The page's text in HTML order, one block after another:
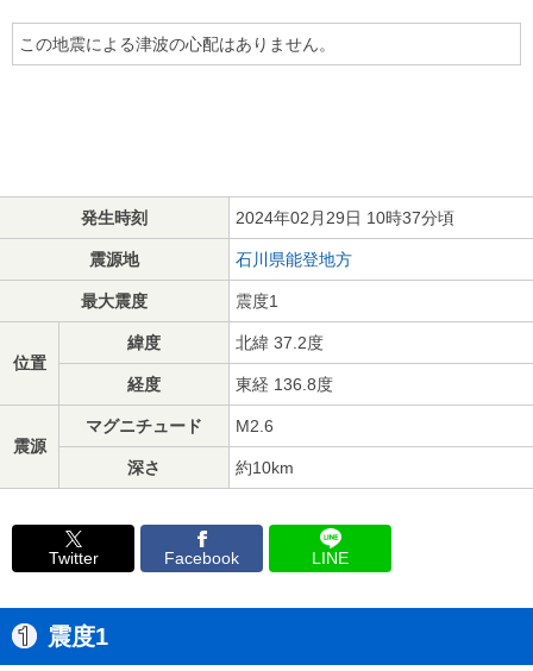
この地震による津波の心配はありません。
発生時刻 2024年02月29日 10時37分頃
震源地 石川県能登地方
最大震度 震度1
位置
緯度 北緯 37.2度
経度 東経 136.8度
震源
マグニチュード M2.6
深さ 約10km
Twitter Facebook LINE
震度1